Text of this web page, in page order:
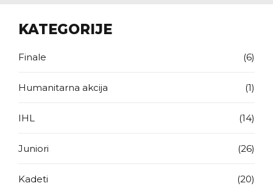
KATEGORIJE
Finale (6)
Humanitarna akcija (1)
IHL (14)
Juniori (26)
Kadeti (20)